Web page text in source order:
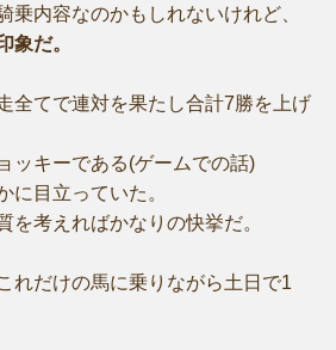
乗内容なのかもしれないけれど、
象だ。
全てで連対を果たし合計7勝を上げ
ッキーである(ゲームでの話)
に目立っていた。
を考えればかなりの快挙だ。
れだけの馬に乗りながら土日で1